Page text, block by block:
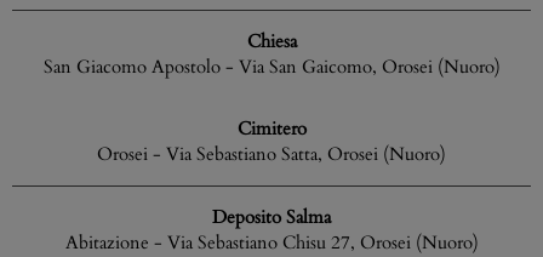
Chiesa
San Giacomo Apostolo - Via San Gaicomo, Orosei (Nuoro)
Cimitero
Orosei - Via Sebastiano Satta, Orosei (Nuoro)
Deposito Salma
Abitazione - Via Sebastiano Chisu 27, Orosei (Nuoro)